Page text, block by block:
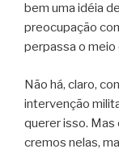
bem uma idéia
preocupação
perpassa o meio
Não há, claro,
intervenção
querer isso. Mas
cremos nelas,